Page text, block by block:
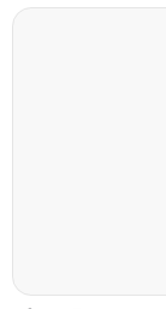
Петербурге